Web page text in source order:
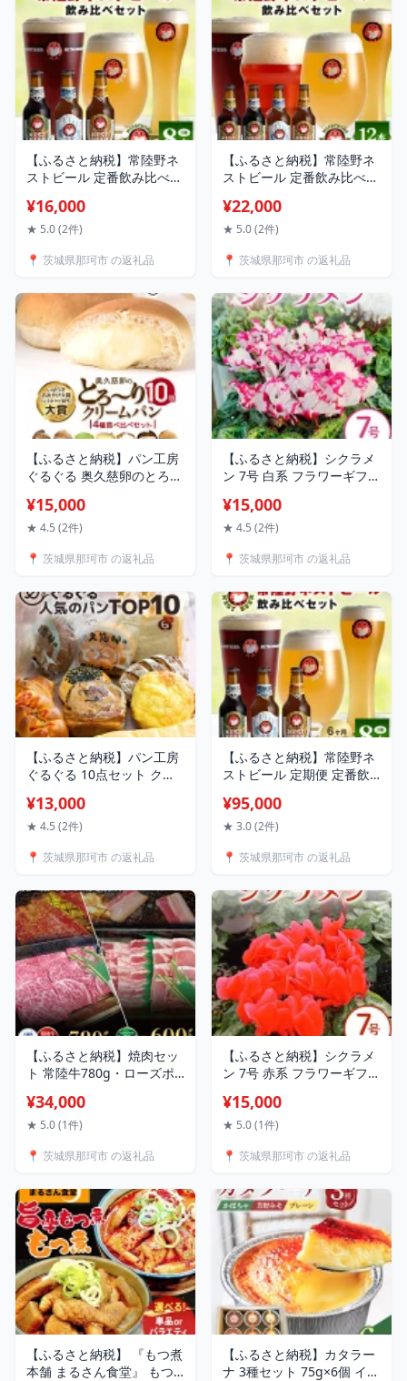
送料無料
【ふるさと納税】常陸野ネ
ストビール 定番飲み比べ8
わせ 飲み比べセット クラ
フトビール 地ビール ご当
フト 残暑見舞い お誕生日
ラフトビール 茨城ギフト
ビールセット 暑中見舞い
送料無料
¥16,000
★ 5.0 (2件)
📍 茨城県那珂市 の返礼品
【ふるさと納税】常陸野ネ
ストビール 定番飲み比べ12
わせ 飲み比べセット クラ
フトビール 地ビール ご当
フト 残暑見舞い お誕生日
ラフトビール 茨城ギフト
ビールセット 暑中見舞い
送料無料
¥22,000
★ 5.0 (2件)
📍 茨城県那珂市 の返礼品
【ふるさと納税】パン工房
ぐるぐる 奥久慈卵のとろ〜
4種類 クリームパン スイー
ツ パン お土産 お取り寄せ
フト お中元 冷凍パン セッ
味しいクリームパン 美味し
いパン 美味しい 送料無料
¥15,000
★ 4.5 (2件)
📍 茨城県那珂市 の返礼品
【ふるさと納税】シクラメ
ン 7号 白系 フラワーギフト
イズ 鉢花 お歳暮 ガーデン
シクラメン ミニシクラメン
ス 誕生日 結婚記念日 花ギ
¥15,000
★ 4.5 (2件)
📍 茨城県那珂市 の返礼品
【ふるさと納税】パン工房
ぐるぐる 10点セット クリ
のクリームパン ミルクフラ
ンス こしあんぱん GR食パ
ン ぐるぐるシナモン 粗び
のカンパーニュ 奥久慈卵
スイーツ パン 送料無料
¥13,000
★ 4.5 (2件)
📍 茨城県那珂市 の返礼品
【ふるさと納税】常陸野ネ
ストビール 定期便 定番飲
み比べ 詰め合わせ 飲み比
べセット クラフトビール
中元 お中元 ギフト 残暑見
ギフト ビールセット 暑中
見舞い 送料無料
¥95,000
★ 3.0 (2件)
📍 茨城県那珂市 の返礼品
【ふるさと納税】焼肉セッ
ト 常陸牛780g・ローズポ
柔らかい 豊かな風味 黒毛
和牛 A4ランク A5ランク ブ
豚 茨城 国産 黒毛和牛 霜降
贈り物 お祝い 焼肉 茨城県
共通返礼品 送料無料
¥34,000
★ 5.0 (1件)
📍 茨城県那珂市 の返礼品
【ふるさと納税】シクラメ
ン 7号 赤系 フラワーギフト
イズ 鉢花 お歳暮 ガーデン
シクラメン ミニシクラメン
ス 誕生日 結婚記念日 花ギ
¥15,000
★ 5.0 (1件)
📍 茨城県那珂市 の返礼品
【ふるさと納税】 『もつ煮
本舗 まるさん食堂』 もつ
【ふるさと納税】カタラー
ナ 3種セット 75g×6個 イタ